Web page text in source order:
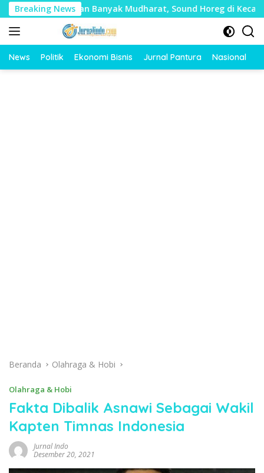
Langsung
ke
konten
Breaking News
Timbulkan Banyak Mudharat, Sound Horeg di Kecamatan
News Politik Ekonomi Bisnis Jurnal Pantura Nasional
Beranda Olahraga & Hobi
Olahraga & Hobi
Fakta Dibalik Asnawi Sebagai Wakil
Kapten Timnas Indonesia
Jurnal Indo
Desember 20, 2021